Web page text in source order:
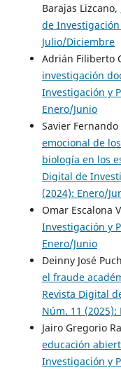
Barajas Lizcano,
de Investigación
Julio/Diciembre
Adrián Filiberto
investigación
Investigación y
Enero/Junio
Savier
emocional de
biología en los
Digital de
(2024): Enero/
Omar Escalona
Investigación y
Enero/Junio
Deinny José
el fraude
Revista Digital
Núm. 11 (2025):
Jairo Gregorio
educación
Investigación y